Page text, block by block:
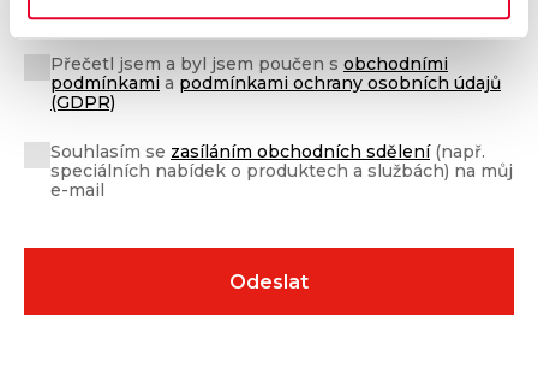
Přečetl jsem a byl jsem poučen s obchodními
podmínkami a podmínkami ochrany osobních údajů
(GDPR)
Souhlasím se zasíláním obchodních sdělení(např.
speciálních nabídek o produktech a službách) na můj
e-mail